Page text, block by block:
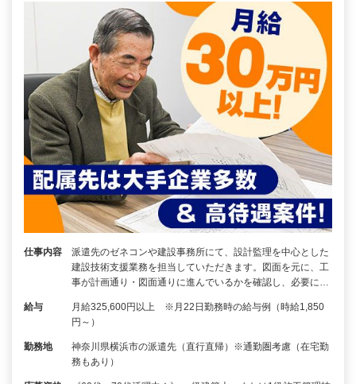
仕事内容
派遣先のゼネコンや建設事務所にて、設計監理を中心とした
建設技術支援業務を担当していただきます。図面を元に、工
事が計画通り・図面通りに進んでいるかを確認し、必要に…
給与
月給325,600円以上 ※月22日勤務時の給与例（時給1,850
円～）
勤務地
神奈川県横浜市の派遣先（直行直帰）※通勤圏考慮（在宅勤
務もあり）